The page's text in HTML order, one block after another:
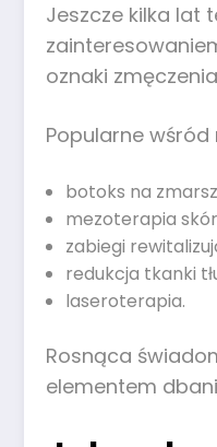
Jeszcze kilka lat
oznaki
Popularne wśród
botoks na
mezoterapia
zabiegi
redukcja tkanki
laseroterapia.
Rosnąca
elementem